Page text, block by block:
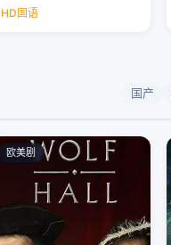
HD国语
国产
欧美剧